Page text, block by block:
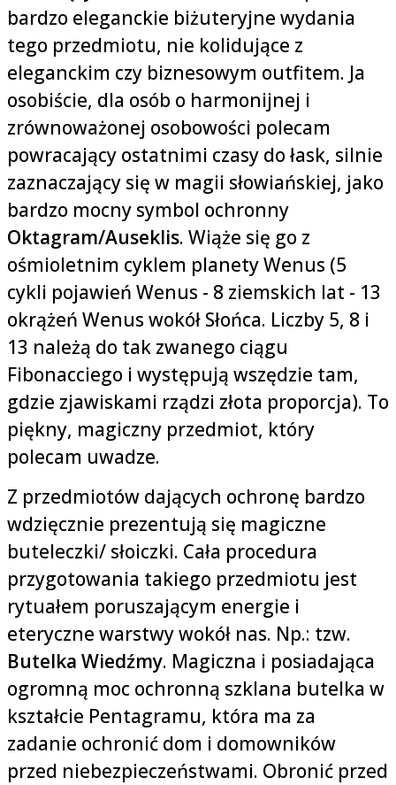
bardzo eleganckie biżuteryjne wydania
tego przedmiotu, nie kolidujące z
eleganckim czy biznesowym outfitem. Ja
osobiście, dla osób o harmonijnej i
zrównoważonej osobowości polecam
powracający ostatnimi czasy do łask, silnie
zaznaczający się w magii słowiańskiej, jako
bardzo mocny symbol ochronny
Oktagram/Auseklis. Wiąże się go z
ośmioletnim cyklem planety Wenus (5
cykli pojawień Wenus - 8 ziemskich lat - 13
okrążeń Wenus wokół Słońca. Liczby 5, 8 i
13 należą do tak zwanego ciągu
Fibonacciego i występują wszędzie tam,
gdzie zjawiskami rządzi złota proporcja). To
piękny, magiczny przedmiot, który
polecam uwadze.
Z przedmiotów dających ochronę bardzo
wdzięcznie prezentują się magiczne
buteleczki/ słoiczki. Cała procedura
przygotowania takiego przedmiotu jest
rytuałem poruszającym energie i
eteryczne warstwy wokół nas. Np.: tzw.
Butelka Wiedźmy. Magiczna i posiadająca
ogromną moc ochronną szklana butelka w
kształcie Pentagramu, która ma za
zadanie ochronić dom i domowników
przed niebezpieczeństwami. Obronić przed